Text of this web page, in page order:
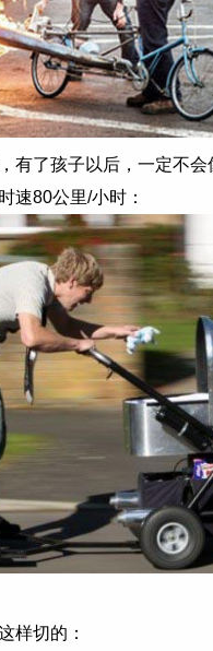
有了孩子以后，一定不
速80公里/小时：
样切的：